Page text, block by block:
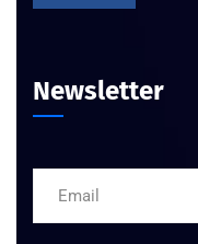
Newsletter